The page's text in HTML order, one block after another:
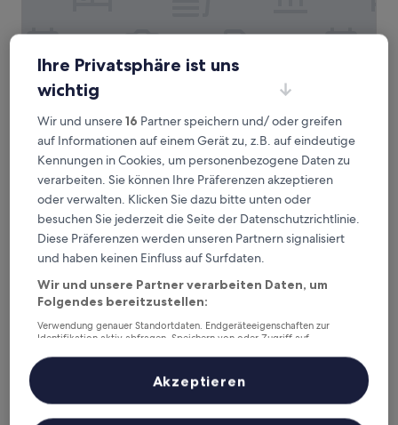
Avani Frankfurt City Hotel
Avani Frankfurt City Hotel
4.5-
Sterne-
Unterkunft
Innenstadt, 4,2 km von U-Bahnhof Sigmund-Freud-Straße
entfernt
9.0
von
10,
(751
Bewertungen)
9,0/10 Wunderbar
23. Aug.–24. Aug.
The Westin Grand Frankfurt
Ihre Privatsphäre ist uns
wichtig
Wir und unsere16 Partner speichern und/ oder greifen
auf Informationen auf einem Gerät zu, z.B. auf eindeutige
Kennungen in Cookies, um personenbezogene Daten zu
verarbeiten. Sie können Ihre Präferenzen akzeptieren
oder verwalten. Klicken Sie dazu bitte unten oder
besuchen Sie jederzeit die Seite der Datenschutzrichtlinie.
Diese Präferenzen werden unseren Partnern signalisiert
und haben keinen Einfluss auf Surfdaten.
Wir und unsere Partner verarbeiten Daten, um
Folgendes bereitzustellen:
Verwendung genauer Standortdaten. Endgeräteeigenschaften zur
Identifikation aktiv abfragen. Speichern von oder Zugriff auf
Inhalte, Messung von Werbeleistung und der Performance von Inhalten,
Zielgruppenforschung sowie Entwicklung und Verbesserung von
Liste der Partner (Lieferanten)
Akzeptieren